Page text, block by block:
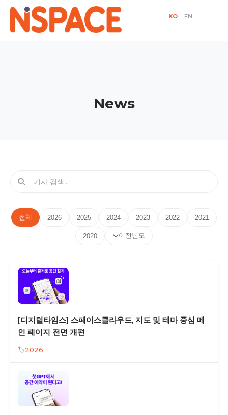
KO | EN
News
전체 2026 2025 2024 2023 2022 2021
2020 이전년도
[디지털타임스] 스페이스클라우드, 지도 및 테마 중심 메
인 페이지 전면 개편
2026